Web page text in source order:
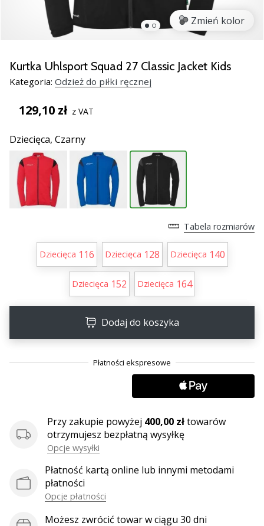
ręcznej
Accelerate
SQD
Odkryj
innowacje
techniczne
przekonaj
się,
25. 11. 2024
2 min. czytanie
ambasadorem
Weplayhandball
Czy
tak
jak
do
nas
ambasador
Zmień kolor
Kurtka Uhlsport Squad 27 Classic Jacket Kids
Kategoria: Odzież do piłki ręcznej
129,10 zł z VAT
Dziecięca, Czarny
Tabela rozmiarów
Dziecięca 116 Dziecięca 128 Dziecięca 140
Dziecięca 152 Dziecięca 164
Dodaj do koszyka
Przy zakupie powyżej 400,00 złtowarów
otrzymujesz bezpłatną wysyłkę
Opcje wysyłki
Płatność kartą online lub innymi metodami
płatności
Opcje płatności
Możesz zwrócić towar w ciągu 30 dni